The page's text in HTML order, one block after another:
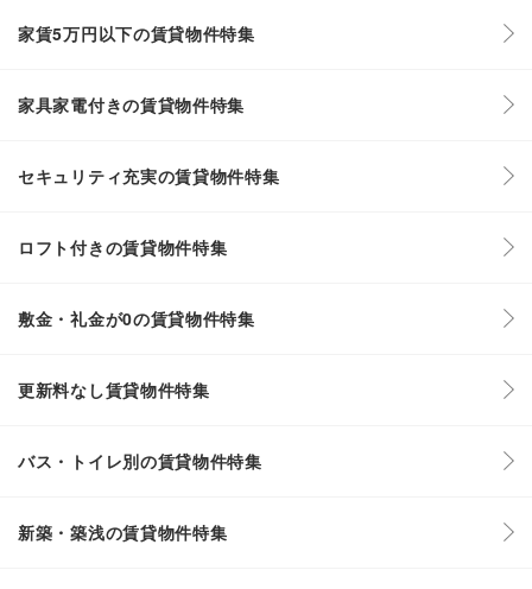
家賃5万円以下の賃貸物件特集
家具家電付きの賃貸物件特集
セキュリティ充実の賃貸物件特集
ロフト付きの賃貸物件特集
敷金・礼金が0の賃貸物件特集
更新料なし賃貸物件特集
バス・トイレ別の賃貸物件特集
新築・築浅の賃貸物件特集